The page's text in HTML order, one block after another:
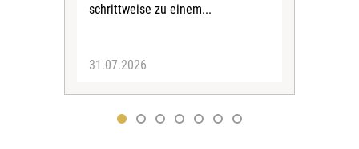
schrittweise zu einem...
31.07.2026